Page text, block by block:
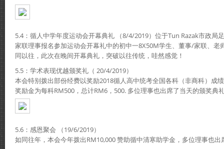
5.4：循人中学年度运动会开幕典礼 （8/4/2019）位于Tun Razak市政局
家联理事报名参加运动会开幕礼中的初中一8X50M学生、董事/家联、老
同以往，此次在晚间开幕典礼，突破以往传统，哇然感觉！
5.5：学术表现优越颁奖礼（ 20/4/2019）
本会特别拨出部份经费以奖励2018循人高中统考全国各科（非商科）成
奖励金为每科RM500，总计RM6，500. 多位理事也出席了当天的颁奖典
5.6：感恩聚会 （19/6/2019）
如同往年，本会今年拨出RM10,000 赞助循中清寒助学金，多位理事也